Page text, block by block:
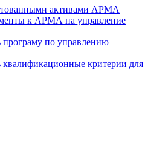
активами АРМА
к АРМА на управление
програму по управлению
квалификационные критерии для